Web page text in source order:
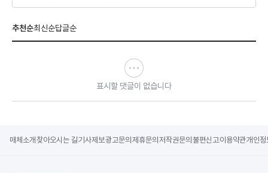
추천순최신순답글순
표시할 댓글이 없습니다
매체소개 찾아오시는 길기사제보광고문의 제휴문의 저작권문의 불편신고이용약관개인정